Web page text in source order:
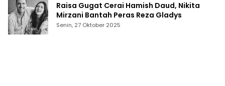
Raisa Gugat Cerai Hamish Daud, Nikita
Mirzani Bantah Peras Reza Gladys
Senin, 27 Oktober 2025